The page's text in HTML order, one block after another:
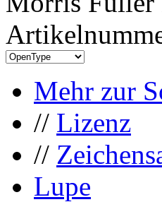
Mehr zur
// Lizenz
//
Lupe